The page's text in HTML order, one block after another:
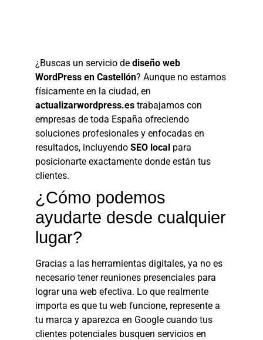
¿Buscas un servicio de diseño web
WordPress en Castellón? Aunque no estamos
físicamente en la ciudad, en
actualizarwordpress.es trabajamos con
empresas de toda España ofreciendo
soluciones profesionales y enfocadas en
resultados, incluyendo SEO local para
posicionarte exactamente donde están tus
clientes.
¿Cómo podemos
ayudarte desde cualquier
lugar?
Gracias a las herramientas digitales, ya no es
necesario tener reuniones presenciales para
lograr una web efectiva. Lo que realmente
importa es que tu web funcione, represente a
tu marca y aparezca en Google cuando tus
clientes potenciales busquen servicios en